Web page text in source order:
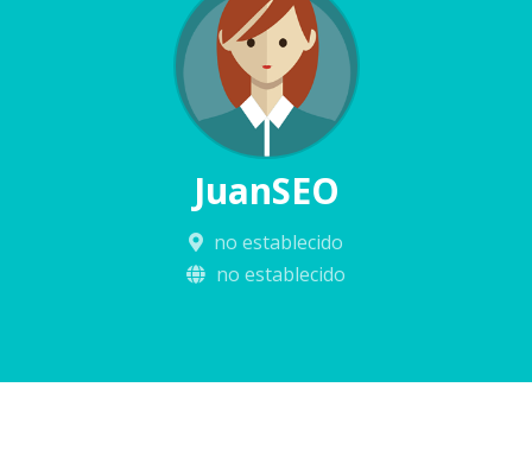
JuanSEO
no establecido
no establecido